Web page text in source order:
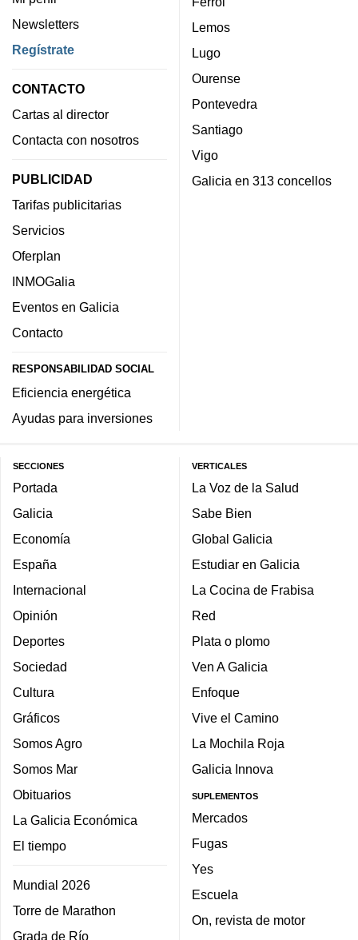
Newsletters
Regístrate
CONTACTO
Cartas al director
Contacta con nosotros
PUBLICIDAD
Tarifas publicitarias
Servicios
Oferplan
INMOGalia
Eventos en Galicia
Contacto
RESPONSABILIDAD SOCIAL
Eficiencia energética
Ayudas para inversiones
Lemos
Lugo
Ourense
Pontevedra
Santiago
Vigo
Galicia en 313 concellos
SECCIONES
Portada
Galicia
Economía
España
Internacional
Opinión
Deportes
Sociedad
Cultura
Gráficos
Somos Agro
Somos Mar
Obituarios
La Galicia Económica
El tiempo
Mundial 2026
Torre de Marathon
Grada de Río
VERTICALES
La Voz de la Salud
Sabe Bien
Global Galicia
Estudiar en Galicia
La Cocina de Frabisa
Red
Plata o plomo
Ven A Galicia
Enfoque
Vive el Camino
La Mochila Roja
Galicia Innova
SUPLEMENTOS
Mercados
Fugas
Yes
Escuela
On, revista de motor